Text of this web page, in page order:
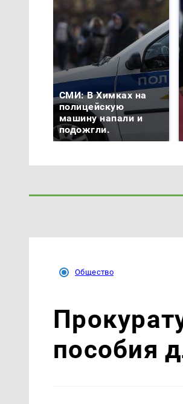
СМИ: В Химках на
полицейскую
машину напали и
подожгли.
Общество
пособия